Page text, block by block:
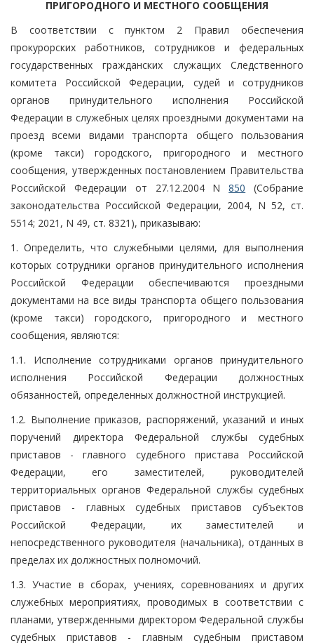
ПРИГОРОДНОГО И МЕСТНОГО СООБЩЕНИЯ
В соответствии с пунктом 2 Правил обеспечения
прокурорских работников, сотрудников и федеральных
государственных гражданских служащих Следственного
комитета Российской Федерации, судей и сотрудников
органов принудительного исполнения Российской
Федерации в служебных целях проездными документами на
проезд всеми видами транспорта общего пользования
(кроме такси) городского, пригородного и местного
сообщения, утвержденных постановлением Правительства
Российской Федерации от 27.12.2004 N850 (Собрание
законодательства Российской Федерации, 2004, N 52, ст.
5514; 2021, N 49, ст. 8321), приказываю:
1. Определить, что служебными целями, для выполнения
которых сотрудники органов принудительного исполнения
Российской Федерации обеспечиваются проездными
документами на все виды транспорта общего пользования
(кроме такси) городского, пригородного и местного
сообщения, являются:
1.1. Исполнение сотрудниками органов принудительного
исполнения Российской Федерации должностных
обязанностей, определенных должностной инструкцией.
1.2. Выполнение приказов, распоряжений, указаний и иных
поручений директора Федеральной службы судебных
приставов - главного судебного пристава Российской
Федерации, его заместителей, руководителей
территориальных органов Федеральной службы судебных
приставов - главных судебных приставов субъектов
Российской Федерации, их заместителей и
непосредственного руководителя (начальника), отданных в
пределах их должностных полномочий.
1.3. Участие в сборах, учениях, соревнованиях и других
служебных мероприятиях, проводимых в соответствии с
планами, утвержденными директором Федеральной службы
судебных приставов - главным судебным приставом